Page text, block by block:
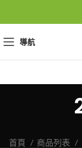
導航
首頁 商品列表